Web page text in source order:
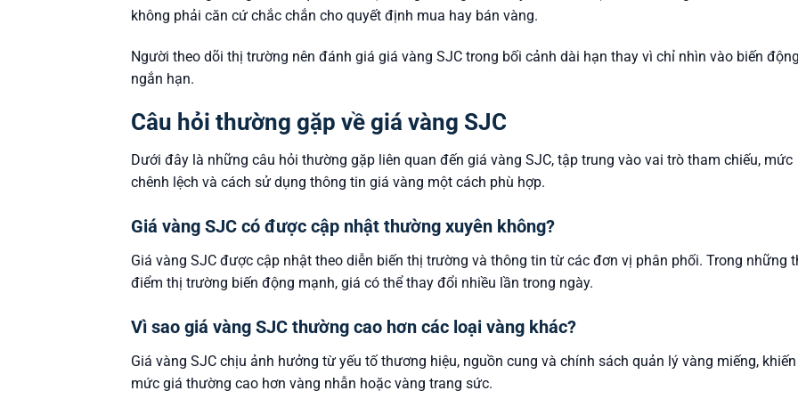
không phải căn cứ chắc chắn cho quyết định mua hay bán vàng.
Người theo dõi thị trường nên đánh giá giá vàng SJC trong bối cảnh dài hạn thay vì chỉ nhìn vào biến động
ngắn hạn.
Câu hỏi thường gặp về giá vàng SJC
Dưới đây là những câu hỏi thường gặp liên quan đến giá vàng SJC, tập trung vào vai trò tham chiếu, mức
chênh lệch và cách sử dụng thông tin giá vàng một cách phù hợp.
Giá vàng SJC có được cập nhật thường xuyên không?
Giá vàng SJC được cập nhật theo diễn biến thị trường và thông tin từ các đơn vị phân phối. Trong những
điểm thị trường biến động mạnh, giá có thể thay đổi nhiều lần trong ngày.
Vì sao giá vàng SJC thường cao hơn các loại vàng khác?
Giá vàng SJC chịu ảnh hưởng từ yếu tố thương hiệu, nguồn cung và chính sách quản lý vàng miếng, khiến
mức giá thường cao hơn vàng nhẫn hoặc vàng trang sức.